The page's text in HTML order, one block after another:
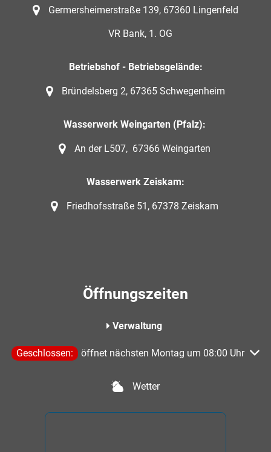
Germersheimerstraße 139, 67360 Lingenfeld
VR Bank, 1. OG
Betriebshof - Betriebsgelände:
Bründelsberg 2, 67365 Schwegenheim
Wasserwerk Weingarten (Pfalz):
An der L507, 67366 Weingarten
Wasserwerk Zeiskam:
Friedhofsstraße 51, 67378 Zeiskam
Öffnungszeiten
Verwaltung
Klicken, um weitere Öffnungs- oder Schließzeiten
Geschlossen: öffnet nächsten Montag um 08:00 Uhr
Wetter